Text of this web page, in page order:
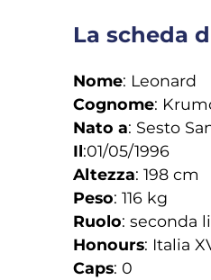
La scheda
Nome: Leonard
Cognome:
Nato a: Sesto
Il:01/05/1996
Altezza: 198 cm
Peso: 116 kg
Ruolo: seconda
Honours: Italia
Caps: 0